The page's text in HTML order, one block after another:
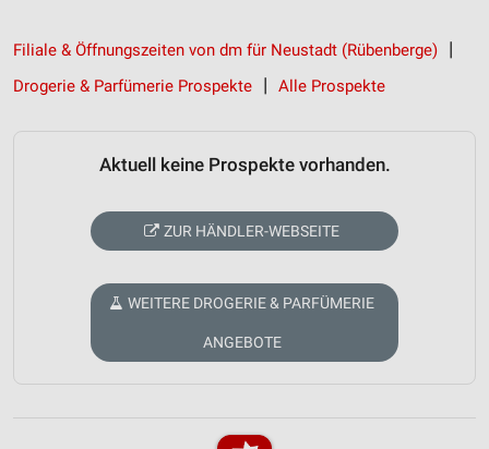
Filiale & Öffnungszeiten von dm für Neustadt (Rübenberge)
Drogerie & Parfümerie Prospekte
Alle Prospekte
Aktuell keine Prospekte vorhanden.
ZUR HÄNDLER-WEBSEITE
WEITERE DROGERIE & PARFÜMERIE
ANGEBOTE